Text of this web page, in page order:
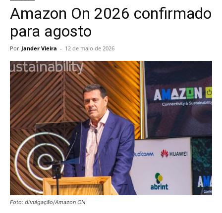
Amazon On 2026 confirmado
para agosto
Por Jander Vieira - 12 de maio de 2026
Foto: divulgação/Amazon ON